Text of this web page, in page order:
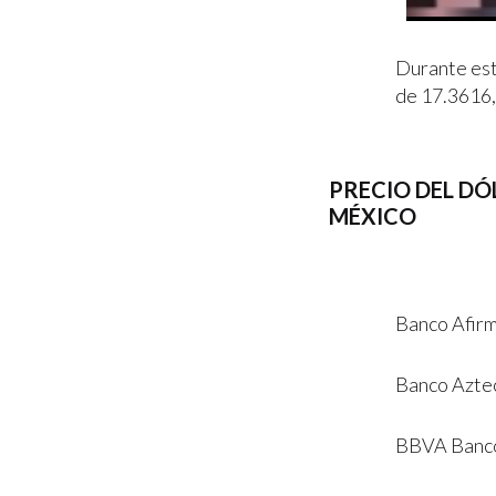
Durante
de
PRECIO DEL
MÉXICO
Banco
Banco
BBVA